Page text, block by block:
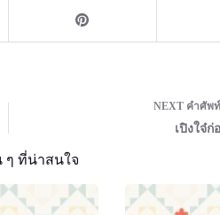
NEXT คำศัพท์
เปิงใจ๋ก่อ
ๆ ที่น่าสนใจ